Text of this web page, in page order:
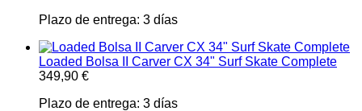
Plazo de entrega: 3 días
Loaded Bolsa II Carver CX 34" Surf Skate Complete
349,90 €
Plazo de entrega: 3 días